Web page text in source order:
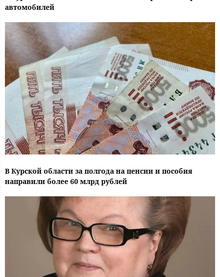
автомобилей
В Курской области за полгода на пенсии и пособия
направили более 60 млрд рублей